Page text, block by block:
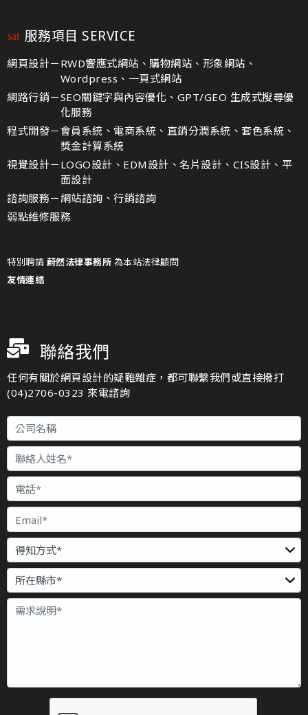
服務項目 SERVICE
網頁設計－ RWD響應式網站、購物網站、形象網站、
Wordpress、一頁式網站
網路行銷－SEO關鍵字與內容優化、GPT/GEO 生成式搜尋優
化服務
程式開發－會員系統、電商系統、直銷分潤系統、套色系統、
獎金計算系統
視覺設計－ LOGO設計、EDM設計、名片設計、CIS設計、平
面設計
諮詢服務－網站諮詢、行銷諮詢
弱點維修服務
特別聘請 蔚然法律事務所 為本站法律顧問
友情連結
聯絡我們
任何有關於網頁設計的疑難雜症，都可聯繫我們或直接撥打
(04)2706-0323 來電諮詢